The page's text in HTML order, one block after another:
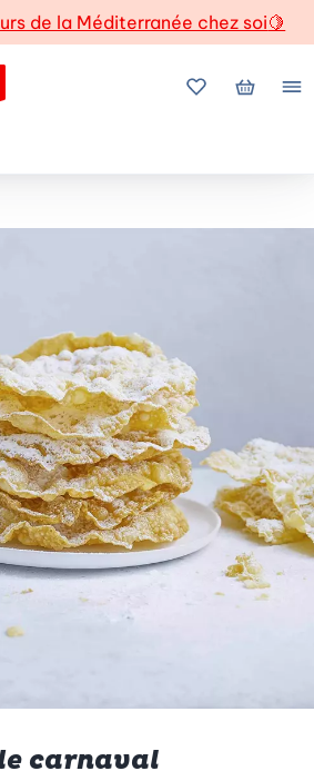
de la Méditerranée chez soi🍋
Mes favoris
Mon
carnaval